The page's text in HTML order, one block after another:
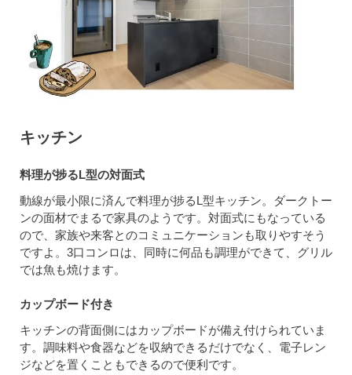
キッチン
料理が捗るL型の対面式
動線が最小限に済んで料理が捗るL型キッチン。ダークトー
ンの面材でまるで家具のようです。対面式にもなっている
ので、家族や来客とのコミュニケーションも取りやすそう
ですよ。3口コンロは、同時に何品も調理ができて、グリル
では魚も焼けます。
カップボード付き
キッチンの背面側にはカップボードが備え付けられていま
す。調味料や食器などを収納できるだけでなく、電子レン
ジなどを置くこともできるので便利です。